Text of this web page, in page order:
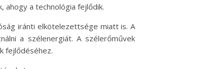
ahogy a technológia fejlődik.
iránti elkötelezettsége miatt is. A
a szélenergiát. A szélerőművek
fejlődéséhez.